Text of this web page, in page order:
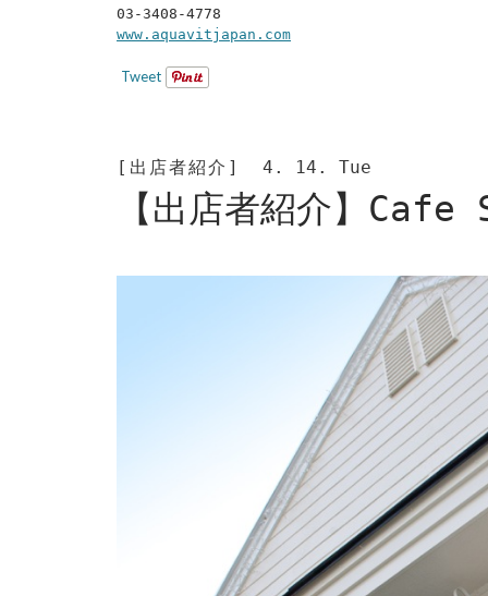
03-3408-4778
www.aquavitjapan.com
Tweet
[出店者紹介] 4. 14. Tue
【出店者紹介】